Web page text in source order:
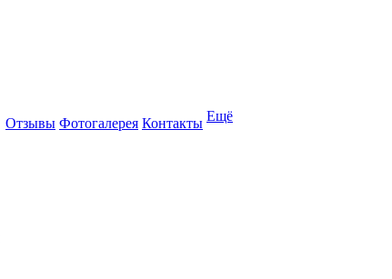
Отзывы Фотогалерея Контакты Ещё